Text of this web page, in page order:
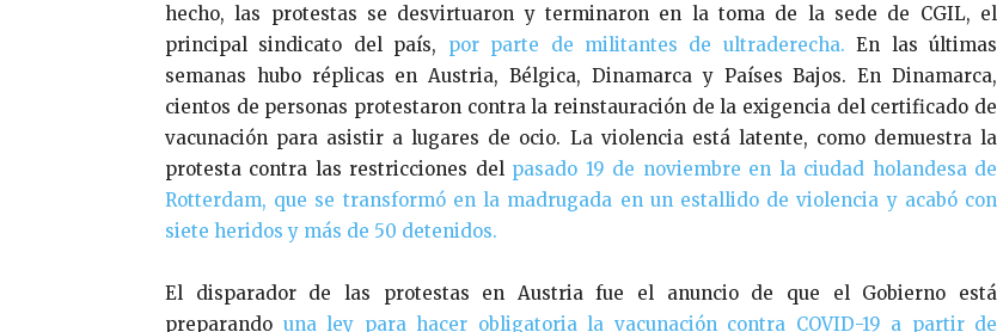
hecho, las protestas se desvirtuaron y terminaron en la toma de la sede de CGIL, el
principal sindicato del país, por parte de militantes de ultraderecha. En las últimas
semanas hubo réplicas en Austria, Bélgica, Dinamarca y Países Bajos. En Dinamarca,
cientos de personas protestaron contra la reinstauración de la exigencia del certificado de
vacunación para asistir a lugares de ocio. La violencia está latente, como demuestra la
protesta contra las restricciones del pasado 19 de noviembre en la ciudad holandesa de
Rotterdam, que se transformó en la madrugada en un estallido de violencia y acabó con
siete heridos y más de 50 detenidos.
El disparador de las protestas en Austria fue el anuncio de que el Gobierno está
preparando una ley para hacer obligatoria la vacunación contra COVID-19 a partir de